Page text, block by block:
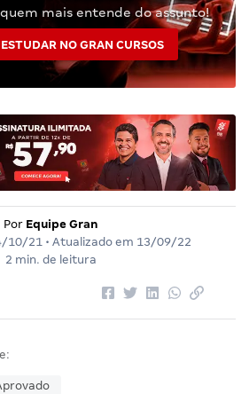
mais entende do assunto!
NO GRAN CURSOS
Por Equipe Gran
10/21 • Atualizado em 13/09/22
2 min. de leitura